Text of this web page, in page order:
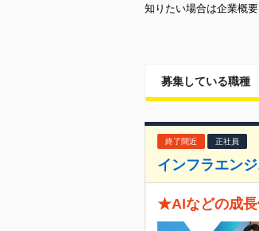
知りたい場合は企業概要
募集している職種
終了間近 正社員
インフラエン
★AIなどの成長